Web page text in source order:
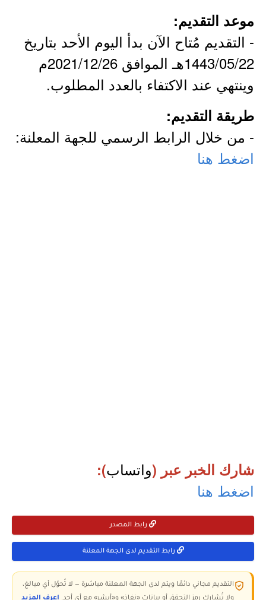
موعد التقديم:
- التقديم مُتاح الآن بدأ اليوم الأحد بتاريخ
1443/05/22هـ الموافق 2021/12/26م
وينتهي عند الاكتفاء بالعدد المطلوب.
طريقة التقديم:
- من خلال الرابط الرسمي للجهة المعلنة:
اضغط هنا
شارك الخبر عبر (واتساب):
اضغط هنا
رابط المصدر
رابط التقديم لدى الجهة المعلنة
التقديم مجاني دائمًا ويتم لدى الجهة المعلنة مباشرة — لا تُحوّل أي مبالغ،
ولا تُشارك رمز التحقق أو بيانات «نفاذ» و«أبشر» مع أي أحد. اعرف المزيد